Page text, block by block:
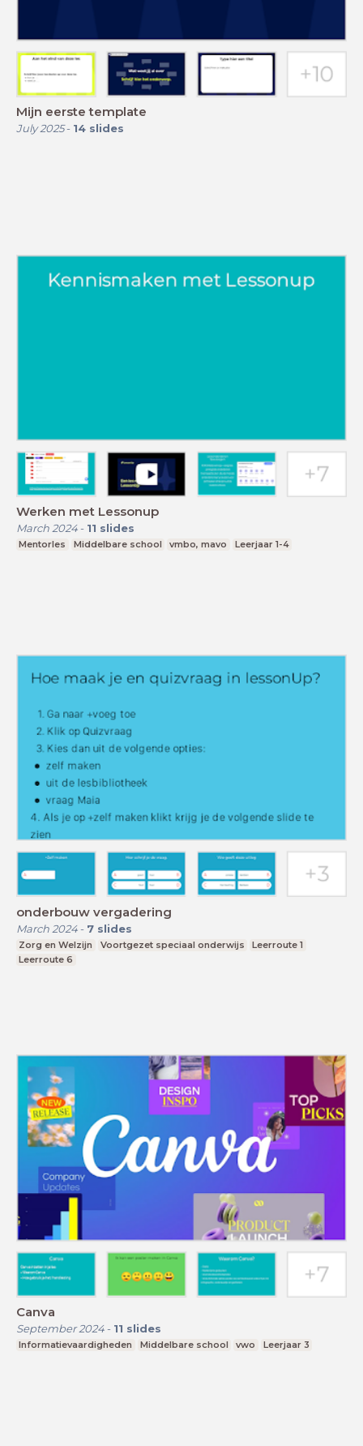
Mijn eerste template
July 2025- 14 slides
Werken met Lessonup
March 2024- 11 slides
Mentorles Middelbare school vmbo, mavo Leerjaar 1-4
onderbouw vergadering
March 2024- 7 slides
Zorg en Welzijn Voortgezet speciaal onderwijs
Leerroute 1
Leerroute 6
Canva
September 2024- 11 slides
Informatievaardigheden Middelbare school vwo Leerjaar 3